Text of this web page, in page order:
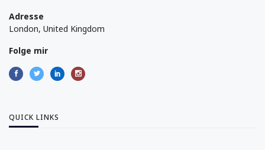
Adresse
London, United Kingdom
Folge mir
QUICK LINKS